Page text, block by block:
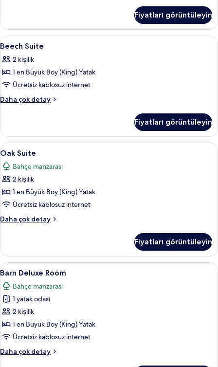
fazla
detay
Fiyatları görüntüleyin
Beech
Suite
için
tüm
fotoğrafları
görün
Beech Suite | Odada kasa, masa,
12
Beech Suite
2 kişilik
1 en Büyük Boy (King) Yatak
Ücretsiz kablosuz internet
Daha çok detay
Beech
fazla
detay
Fiyatları görüntüleyin
Oak
Suite
için
tüm
fotoğrafları
görün
Oak Suite | Odada kasa, masa, dizüstü
12
Oak Suite
Bahçe manzarası
2 kişilik
1 en Büyük Boy (King) Yatak
Ücretsiz kablosuz internet
Daha çok detay
Oak
fazla
detay
Fiyatları görüntüleyin
Barn
Deluxe
Room
için
tüm
fotoğrafları
görün
Barn Deluxe Room | Oturma alanı |
13
Barn Deluxe Room
Bahçe manzarası
1 yatak odası
2 kişilik
1 en Büyük Boy (King) Yatak
Ücretsiz kablosuz internet
Daha çok detay
Barn